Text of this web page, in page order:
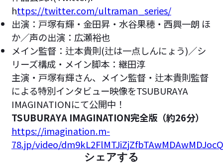
https://twitter.com/ultraman_series/
出演：戸塚有輝・金田昇・水谷果穂・西興一朗 ほ
か／声の出演：広瀬裕也
メイン監督：辻本貴則(辻は一点しんにょう)／シ
リーズ構成・メイン脚本：継田淳
主演・戸塚有輝さん、メイン監督・辻本貴則監督
による特別インタビュー映像をTSUBURAYA
IMAGINATIONにて公開中！
TSUBURAYA IMAGINATION完全版（約26分）
https://imagination.m-
78.jp/video/
シェアする